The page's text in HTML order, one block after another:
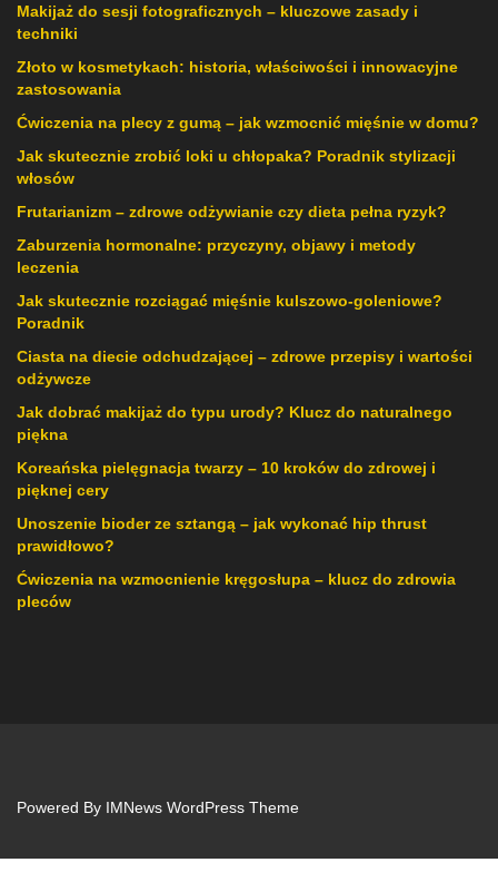
Makijaż do sesji fotograficznych – kluczowe zasady i
techniki
Złoto w kosmetykach: historia, właściwości i innowacyjne
zastosowania
Ćwiczenia na plecy z gumą – jak wzmocnić mięśnie w domu?
Jak skutecznie zrobić loki u chłopaka? Poradnik stylizacji
włosów
Frutarianizm – zdrowe odżywianie czy dieta pełna ryzyk?
Zaburzenia hormonalne: przyczyny, objawy i metody
leczenia
Jak skutecznie rozciągać mięśnie kulszowo-goleniowe?
Poradnik
Ciasta na diecie odchudzającej – zdrowe przepisy i wartości
odżywcze
Jak dobrać makijaż do typu urody? Klucz do naturalnego
piękna
Koreańska pielęgnacja twarzy – 10 kroków do zdrowej i
pięknej cery
Unoszenie bioder ze sztangą – jak wykonać hip thrust
prawidłowo?
Ćwiczenia na wzmocnienie kręgosłupa – klucz do zdrowia
pleców
Powered By IMNews WordPress Theme